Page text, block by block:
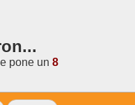
pone un 8